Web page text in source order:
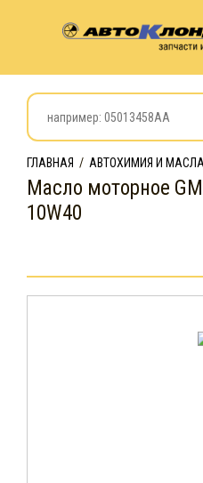
ГЛАВНАЯ / АВТОХИМИЯ И МАСЛА
Масло моторное
10W40